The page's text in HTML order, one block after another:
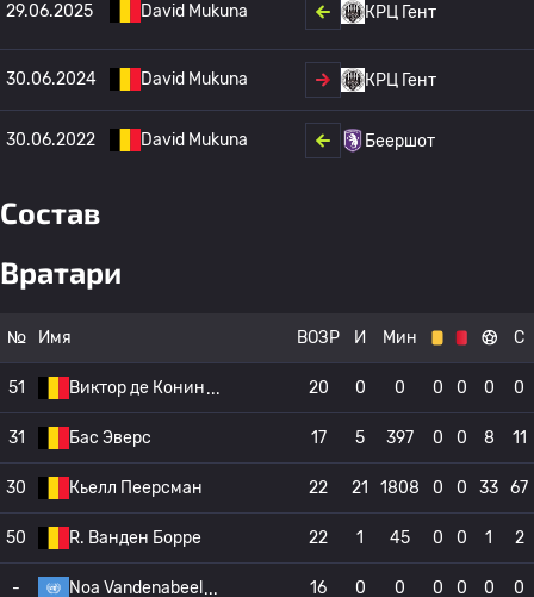
29.06.2025 David Mukuna КРЦ Гент
30.06.2024 David Mukuna КРЦ Гент
30.06.2022 David Mukuna Беершот
Состав
Вратари
№ Имя ВОЗР И Мин С
51 Виктор де Конин 20 0 0 0 0 0 0
31 Бас Эверс 17 5 397 0 0 8 11
30 Кьелл Пеерсман 22 21 1808 0 0 33 67
50 R. Ванден Борре 22 1 45 0 0 1 2
- Noa Vandenabeel 16 0 0 0 0 0 0